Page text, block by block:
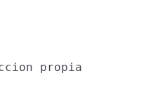
propia